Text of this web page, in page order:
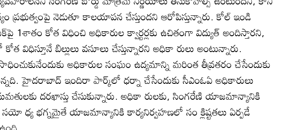
నెడుతూ కాలయాపన చేస్తుందని ఆరోపిస్తున్నారు. కోల్‌ ఇండి
కోత విధించి అధికారుల క్వార్టర్లకు ఉచితంగా విద్యుత్‌ అందిస్తారని,
విధిస్తూనే బిల్లులు వసూలు చేస్తున్నారని అధికా రులు అంటున్నారు.
అధికారుల సంఘం ఉద్యమాన్ని మరింత తీవ్రతరం చేసేందుకు
హైదరాబాద్‌ ఇందిరా పార్క్‌లో ధర్నా చేసేందుకు సీఎంఓఏ అధికారులు
దరఖాస్తు చేసుకున్నారు. అధికా రులకు, సింగరేణి యాజమాన్యానికి
సయో ధ్య భగ్నమైతే యాజమాన్యానికి కార్యనిర్వహణలో సం క్లిష్టతలు ఏర్పడే